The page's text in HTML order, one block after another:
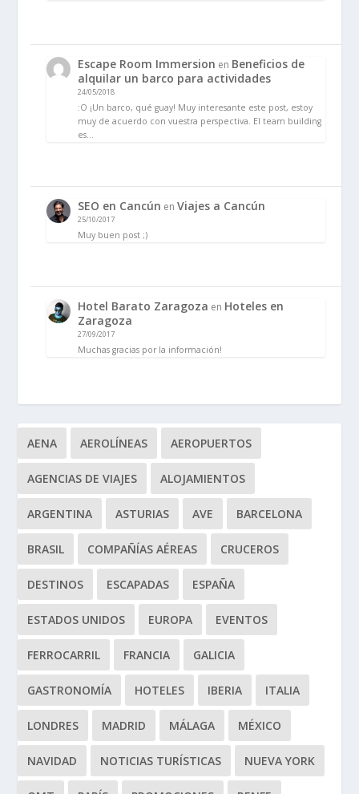
Escape Room Immersion en Beneficios de
alquilar un barco para actividades
24/05/2018
:O ¡Un barco, qué guay! Muy interesante este post, estoy
muy de acuerdo con vuestra perspectiva. El team building
es…
SEO en Cancún enViajes a Cancún
25/10/2017
Muy buen post ;)
Hotel Barato Zaragoza en Hoteles en
Zaragoza
27/09/2017
Muchas gracias por la información!
AENA AEROLÍNEAS AEROPUERTOS
AGENCIAS DE VIAJES ALOJAMIENTOS
ARGENTINA ASTURIAS AVE BARCELONA
BRASIL COMPAÑÍAS AÉREAS CRUCEROS
DESTINOS ESCAPADAS ESPAÑA
ESTADOS UNIDOS EUROPA EVENTOS
FERROCARRIL FRANCIA GALICIA
GASTRONOMÍA HOTELES IBERIA ITALIA
LONDRES MADRID MÁLAGA MÉXICO
NAVIDAD NOTICIAS TURÍSTICAS NUEVA YORK